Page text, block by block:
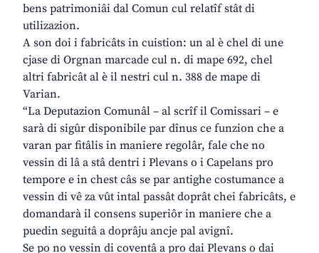
bens patrimoniâi dal Comun cul relatîf stât di
utilizazion.
A son doi i fabricâts in cuistion: un al è chel di une
cjase di Orgnan marcade cul n. di mape 692, chel
altri fabricât al è il nestri cul n. 388 de mape di
Varian.
“La Deputazion Comunâl – al scrîf il Comissari – e
sarà di sigûr disponibile par dînus ce funzion che a
varan par fitâlis in maniere regolâr, fale che no
vessin di lâ a stâ dentri i Plevans o i Capelans pro
tempore e in chest câs se par antighe costumance a
vessin di vê za vût intal passât doprât chei fabricâts, e
domandarà il consens superiôr in maniere che a
puedin seguitâ a doprâju ancje pal avignî.
Se po no vessin di coventâ a pro dai Plevans o dai